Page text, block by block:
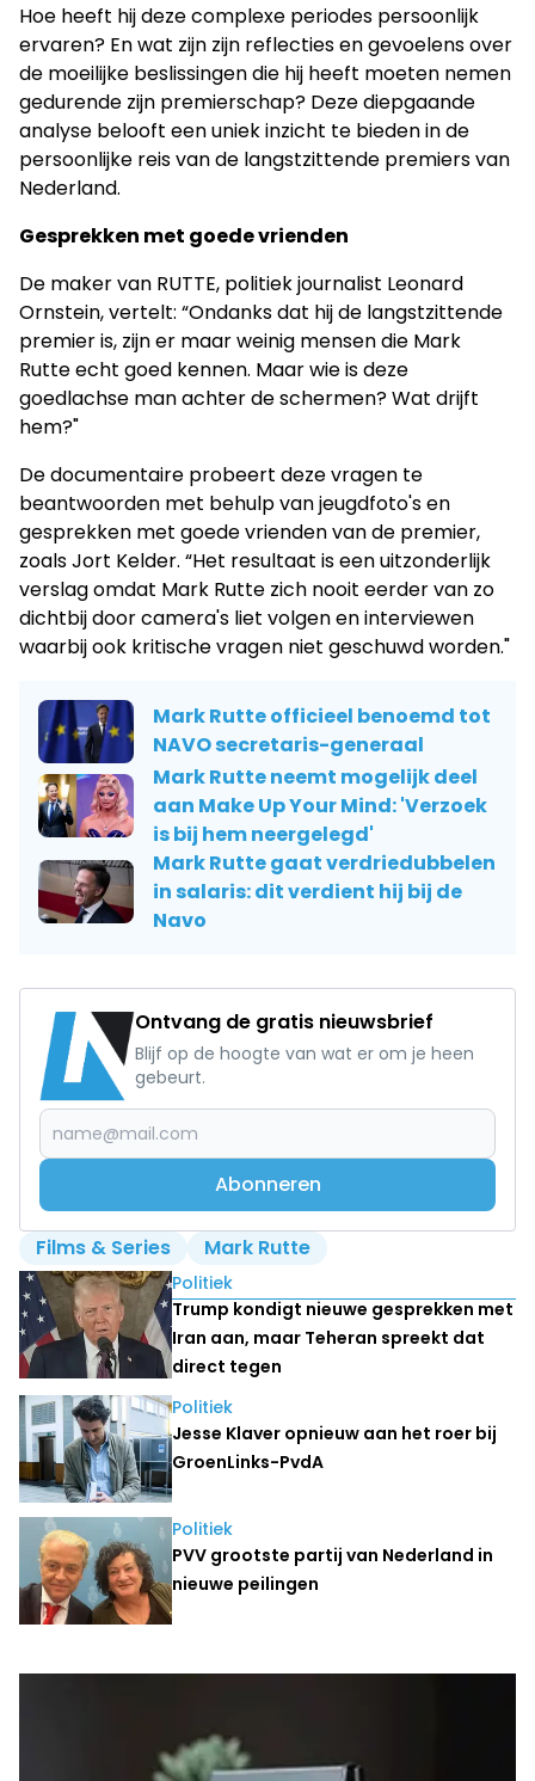
Hoe heeft hij deze complexe periodes persoonlijk
ervaren? En wat zijn zijn reflecties en gevoelens over
de moeilijke beslissingen die hij heeft moeten nemen
gedurende zijn premierschap? Deze diepgaande
analyse belooft een uniek inzicht te bieden in de
persoonlijke reis van de langstzittende premiers van
Nederland.
Gesprekken met goede vrienden
De maker van RUTTE, politiek journalist Leonard
Ornstein, vertelt: “Ondanks dat hij de langstzittende
premier is, zijn er maar weinig mensen die Mark
Rutte echt goed kennen. Maar wie is deze
goedlachse man achter de schermen? Wat drijft
hem?"
De documentaire probeert deze vragen te
beantwoorden met behulp van jeugdfoto's en
gesprekken met goede vrienden van de premier,
zoals Jort Kelder. “Het resultaat is een uitzonderlijk
verslag omdat Mark Rutte zich nooit eerder van zo
dichtbij door camera's liet volgen en interviewen
waarbij ook kritische vragen niet geschuwd worden."
Mark Rutte officieel benoemd tot
NAVO secretaris-generaal
Mark Rutte neemt mogelijk deel
aan Make Up Your Mind: 'Verzoek
is bij hem neergelegd'
Mark Rutte gaat verdriedubbelen
in salaris: dit verdient hij bij de
Navo
Ontvang de gratis nieuwsbrief
Blijf op de hoogte van wat er om je heen
gebeurt.
Abonneren
Films & Series Mark Rutte
Lees ook
Politiek
Trump kondigt nieuwe gesprekken met
Iran aan, maar Teheran spreekt dat
direct tegen
Politiek
Jesse Klaver opnieuw aan het roer bij
GroenLinks-PvdA
Politiek
PVV grootste partij van Nederland in
nieuwe peilingen
Laatste nieuws